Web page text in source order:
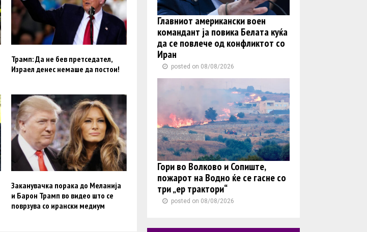
Трамп: Да не бев претседател,
Израел денес немаше да постои!
Заканувачка порака до Меланија
и Барон Трамп во видео што се
поврзува со ирански медиум
Главниот американски воен
командант ја повика Белата куќа
да се повлече од конфликтот со
Иран
posted on 08/08/2026
Гори во Волково и Сопиште,
пожарот на Водно ќе се гасне со
три „ер трактори“
posted on 08/08/2026